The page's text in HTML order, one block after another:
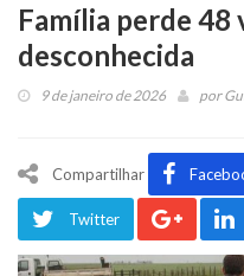
Família perde 48
desconhecida
9 de janeiro de 2026 por
Compartilhar
Twitter